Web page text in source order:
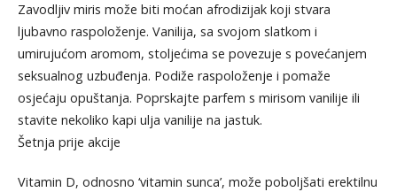
Zavodljiv miris može biti moćan afrodizijak koji stvara
ljubavno raspoloženje. Vanilija, sa svojom slatkom i
umirujućom aromom, stoljećima se povezuje s povećanjem
seksualnog uzbuđenja. Podiže raspoloženje i pomaže
osjećaju opuštanja. Poprskajte parfem s mirisom vanilije ili
stavite nekoliko kapi ulja vanilije na jastuk.
Šetnja prije akcije
Vitamin D, odnosno ‘vitamin sunca’, može poboljšati erektilnu